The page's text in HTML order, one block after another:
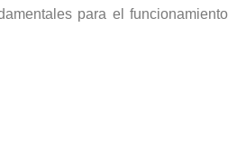
para el funcionamiento